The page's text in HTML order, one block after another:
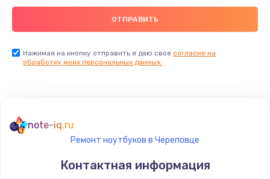
Нажимая на кнопку отправить я даю свое согласие на
обработку моих персональных данных.
note-iq.ru
Ремонт ноутбуков в Череповце
Контактная информация